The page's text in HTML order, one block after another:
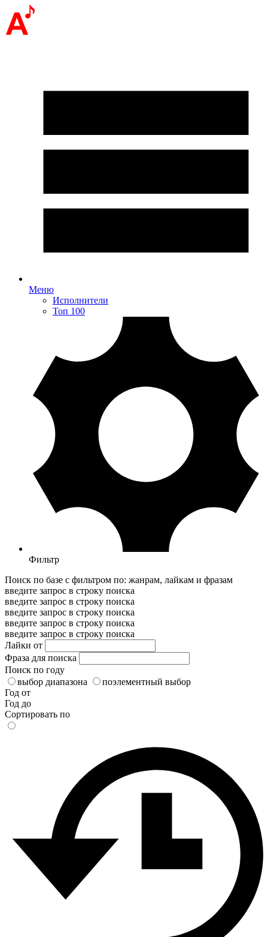
Меню
Исполнители
Топ 100
Фильтр
Поиск по базе с фильтром по: жанрам, лайкам и фразам
введите запрос в строку поиска
введите запрос в строку поиска
введите запрос в строку поиска
введите запрос в строку поиска
введите запрос в строку поиска
Лайки от
Фраза для поиска
Поиск по году
выбор диапазона
поэлементный выбор
Год от
Год до
Сортировать по